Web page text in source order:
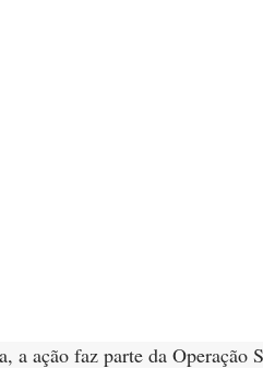
a ação faz parte da Operação